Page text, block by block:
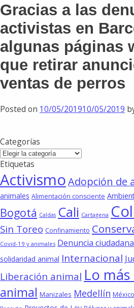
Gracias a las
activistas en
algunas páginas
que retirar
ventas de perros
Posted on 10/05/201910/05/2019
Categorías
Categorías
Etiquetas
ActivismoAdopción de
animales Alimentación consciente
Bogotá Caldas Cali Cartagena
Sin Toreo Confinamiento
Covid-19 y animales Denuncia ciudadana
solidaridad animal Internacional
Liberación animal Lo
animal Manizales Medellín México